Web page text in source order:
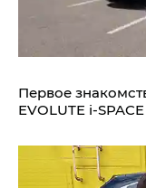
Первое
EVOLUTE